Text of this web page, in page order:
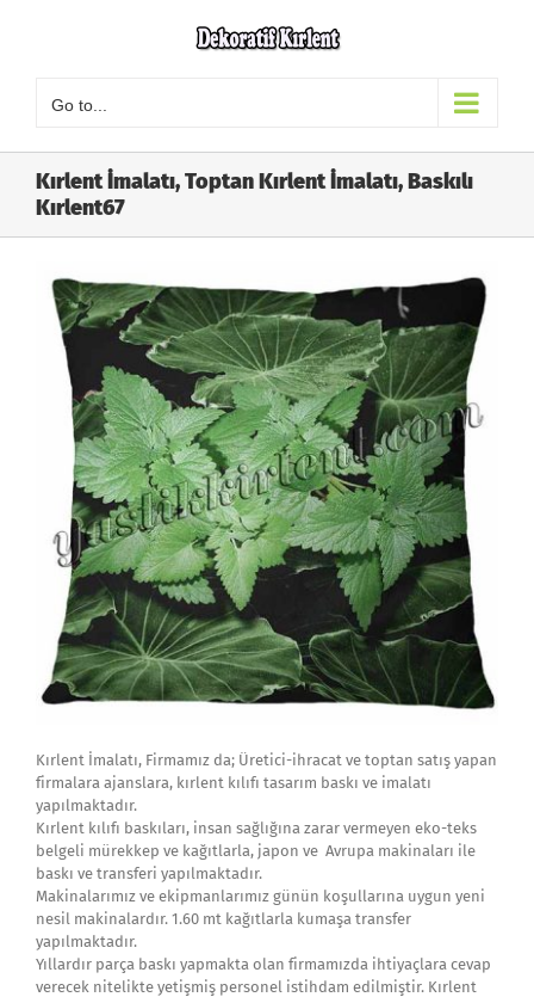
Go to...
Kırlent İmalatı, Toptan Kırlent İmalatı, Baskılı
Kırlent67
Kırlent İmalatı, Firmamız da; Üretici-ihracat ve toptan satış yapan
firmalara ajanslara, kırlent kılıfı tasarım baskı ve imalatı
yapılmaktadır.
Kırlent kılıfı baskıları, insan sağlığına zarar vermeyen eko-teks
belgeli mürekkep ve kağıtlarla, japon ve Avrupa makinaları ile
baskı ve transferi yapılmaktadır.
Makinalarımız ve ekipmanlarımız günün koşullarına uygun yeni
nesil makinalardır. 1.60 mt kağıtlarla kumaşa transfer
yapılmaktadır.
Yıllardır parça baskı yapmakta olan firmamızda ihtiyaçlara cevap
verecek nitelikte yetişmiş personel istihdam edilmiştir. Kırlent